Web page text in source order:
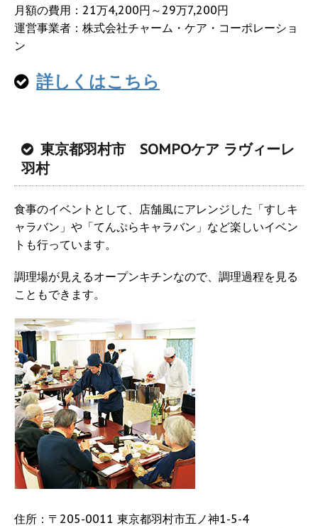
月額の費用：21万4,200円～29万7,200円
運営事業者：株式会社チャーム・ケア・コーポレーショ
ン
詳しくはこちら
東京都羽村市 SOMPOケア ラヴィーレ
羽村
食事のイベントとして、店舗風にアレンジした「すしキ
ャラバン」や「てんぷらキャラバン」など楽しいイベン
トも行っています。
調理場が見えるオープンキチンなので、調理過程を見る
こともできます。
住所：〒205-0011 東京都羽村市五ノ神1-5-4